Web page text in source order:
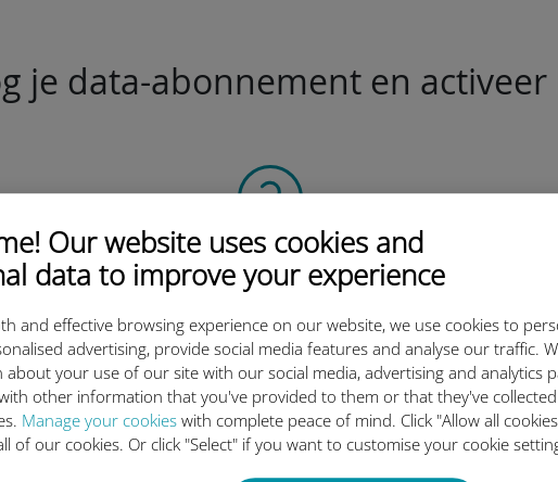
Our website uses cookies and
data to improve your experience
and effective browsing experience on our website, we use cookies to
advertising, provide social media features and analyse our traffic.
your use of our site with our social media, advertising and analytics
other information that you've provided to them or that they've
Manage your cookies with complete peace of mind. Click "Allow all
of our cookies. Or click "Select" if you want to customise your cookie
je data-abonnement en
Scan de QR-code
om het data-abonnement te activeren en
de Ubigi eSIM te installeren.
Eenvoudig!